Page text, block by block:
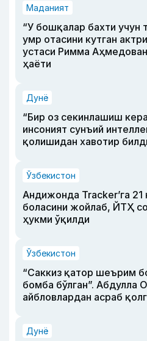
Маданият
“У бошқалар бахти учун
умр отасини кутган
устаси Римма
ҳаёти
Дунё
“Бир оз секинлашиш
инсоният сунъий
қолишидан хавотир
Ўзбекистон
Андижонда Tracker’га 21
боласини жойлаб, ЙТҲ
ҳукми ўқилди
Ўзбекистон
“Саккиз қатор шеърим
бомба бўлган”. Абдулла
айбловлардан асраб
Дунё